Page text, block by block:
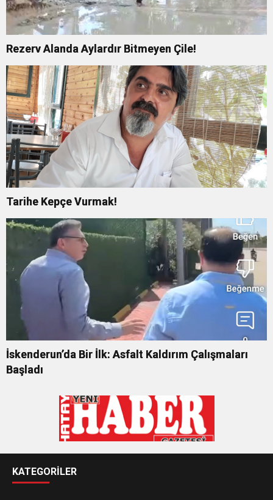
Rezerv Alanda Aylardır Bitmeyen Çile!
Tarihe Kepçe Vurmak!
İskenderun’da Bir İlk: Asfalt Kaldırım Çalışmaları
Başladı
KATEGORİLER